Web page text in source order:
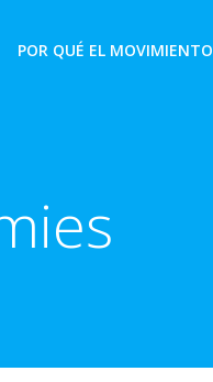
POR QUÉ EL MOVIMIENTO